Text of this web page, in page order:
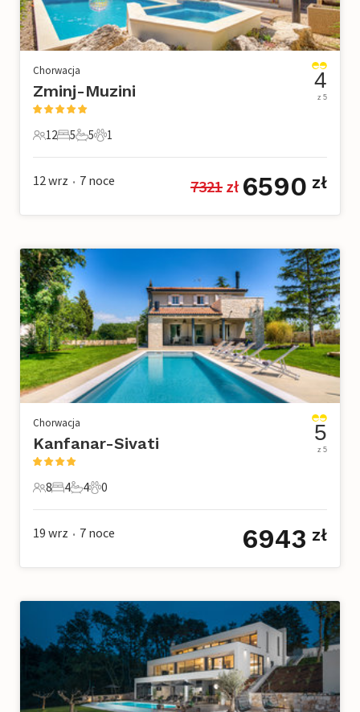
Chorwacja
Zminj-Muzini
12 Goście
12
5 Sypialnie
5
5 Łazienki
5
1 Zwierzę domowe
1
4
z 5
12 wrz • 7 noce 7321 zł 6590 zł
Chorwacja
Kanfanar-Sivati
8 Goście
8
4 Sypialnie
4
4 Łazienki
4
0 Zwierzęta domowe
0
5
z 5
19 wrz • 7 noce 6943 zł